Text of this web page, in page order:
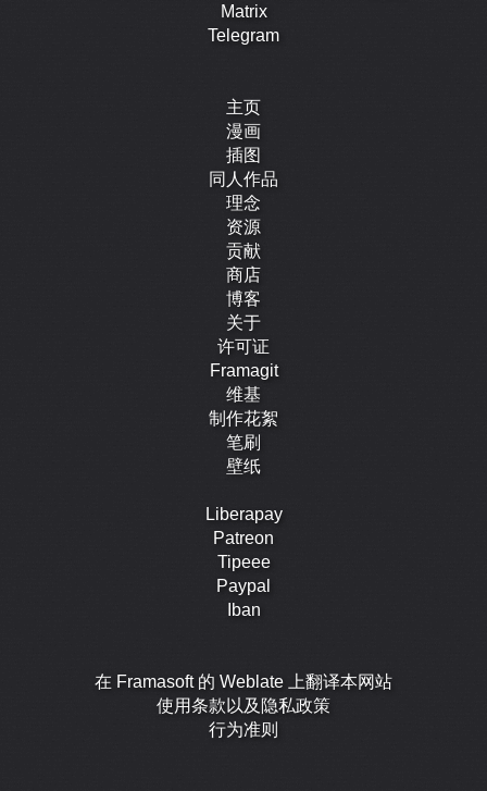
Matrix
Telegram
主页
漫画
插图
同人作品
理念
资源
贡献
商店
博客
关于
许可证
Framagit
维基
制作花絮
笔刷
壁纸
Liberapay
Patreon
Tipeee
Paypal
Iban
在 Framasoft 的 Weblate 上翻译本网站
使用条款以及隐私政策
行为准则